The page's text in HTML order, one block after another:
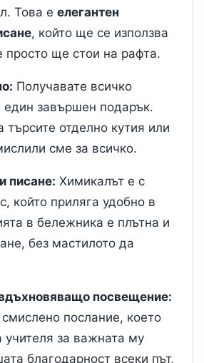
Това е елегантен
, който ще се използва
просто ще стои на рафта.
Получавате всичко
един завършен подарък.
отделно кутия или
сме за всичко.
писане: Химикалът е с
който приляга удобно в
в бележника е плътна и
без мастилото да
посвещение:
послание, което
за важната му
благодарност всеки път,